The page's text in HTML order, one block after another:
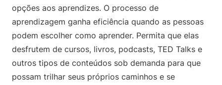
opções aos aprendizes. O processo de
aprendizagem ganha eficiência quando as pessoas
podem escolher como aprender. Permita que elas
desfrutem de cursos, livros, podcasts, TED Talks e
outros tipos de conteúdos sob demanda para que
possam trilhar seus próprios caminhos e se